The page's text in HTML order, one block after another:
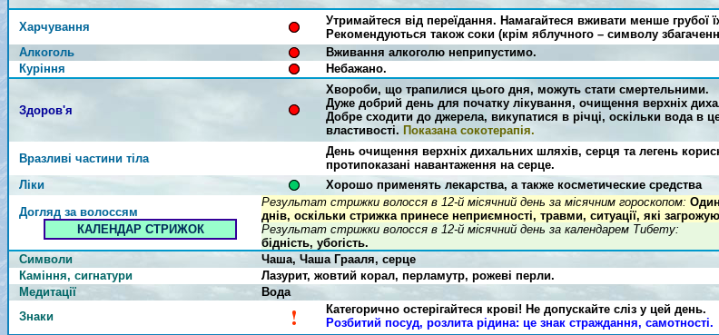
Харчування
Утримайтеся від переїдання. Намагайтеся вживати менше грубої
Рекомендуються також соки (крім яблучного – символу
Алкоголь
Вживання алкоголю неприпустимо.
Куріння
Небажано.
Здоров'я
Хвороби, що трапилися цього дня, можуть стати смертельними.
Дуже добрий день для початку лікування, очищення верхніх
Добре сходити до джерела, викупатися в річці, оскільки вода в
властивості. Показана сокотерапія.
Вразливі частини тіла
День очищення верхніх дихальних шляхів, серця та легень
протипоказані навантаження на серце.
Ліки
Хорошо применять лекарства, а также косметические средства
Догляд за волоссям
КАЛЕНДАР СТРИЖОК
Результат стрижки волосся в 12-й місячний день за місячним гороскопом:
днів, оскільки стрижка принесе неприємності, травми, ситуації, які
Результат стрижки волосся в 12-й місячний день за календарем Тибету:
бідність, убогість.
Символи
Чаша, Чаша Грааля, серце
Каміння, сигнатури
Лазурит, жовтий корал, перламутр, рожеві перли.
Медитації
Вода
Знаки
!
Категорично остерігайтеся крові! Не допускайте сліз у цей день.
Розбитий посуд, розлита рідина: це знак страждання, самотності.